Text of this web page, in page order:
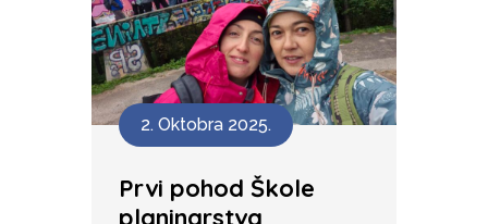
2. Oktobra 2025.
Prvi pohod Škole
planinarstva